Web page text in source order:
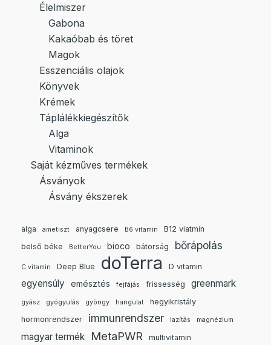
Élelmiszer
Gabona
Kakaóbab és töret
Magok
Esszenciális olajok
Könyvek
Krémek
Táplálékkiegészítők
Alga
Vitaminok
Saját kézműves termékek
Ásványok
Ásvány ékszerek
alga ametiszt anyagcsere B6 vitamin
B12 viatmin
belső béke
BetterYou bioco bátorság bőrápolás
C vitamin Deep Blue doTerra D vitamin
egyensúly emésztés fejfájás frissesség greenmark
gyász gyógyulás gyöngy hangulat
hegyikristály
hormonrendszer
immunrendszer lazítás magnézium
magyar termék MetaPWR multivitamin